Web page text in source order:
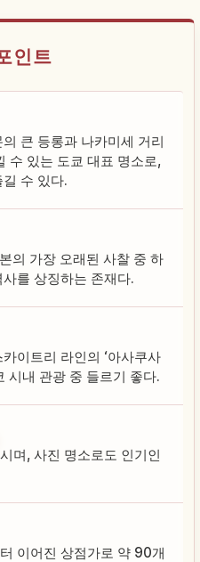
인트
큰 등롱과 나카미세 거리
수 있는 도쿄 대표 명소로,
수 있다.
의 가장 오래된 사찰 중 하
를 상징하는 존재다.
이트리 라인의 ‘아사쿠사
시내 관광 중 들르기 좋다.
며, 사진 명소로도 인기인
이어진 상점가로 약 90개